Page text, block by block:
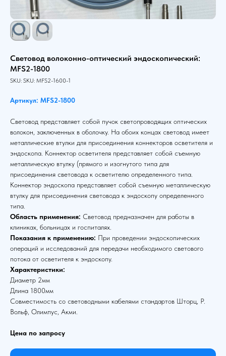
Световод волоконно-оптический эндоскопический:
MFS2-1800
SKU: SKU: MFS2-1600-1
Артикул: MFS2-1800
Световод представляет собой пучок светопроводящих оптических
волокон, заключенных в оболочку. На обоих концах световод имеет
металлические втулки для присоединения коннекторов осветителя и
эндоскопа. Коннектор осветителя представляет собой съемную
металлическую втулку (прямого и изогнутого типа для
присоединения световода к осветителю определенного типа.
Коннектор эндоскопа представляет собой съемную металлическую
втулку для присоединения световода к эндоскопу определенного
типа.
Область применения: Световод предназначен для работы в
клиниках, больницах и госпиталях.
Показания к применению: При проведении эндоскопических
операций и исследований для передачи необходимого светового
потока от осветителя к эндоскопу.
Характеристики:
Диаметр 2мм
Длина 1800мм
Совместимость со световодными кабелями стандартов Шторц, Р.
Вольф, Олимпус, Акми.
Цена по запросу